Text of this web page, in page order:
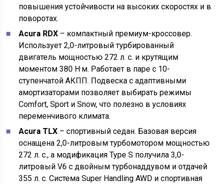
повышения устойчивости на высоких скоростях и в
поворотах.
Acura RDX – компактный премиум-кроссовер.
Использует 2,0-литровый турбированный
двигатель мощностью 272 л. с. и крутящим
моментом 380 Н·м. Работает в паре с 10-
ступенчатой АКПП. Подвеска с адаптивными
амортизаторами позволяет выбирать режимы
Comfort, Sport и Snow, что полезно в условиях
переменчивого климата.
Acura TLX – спортивный седан. Базовая версия
оснащена 2,0-литровым турбомотором мощностью
272 л. с., а модификация Type S получила 3,0-
литровый V6 с двойным турбонаддувом и отдачей
355 л. с. Система Super Handling AWD и спортивная